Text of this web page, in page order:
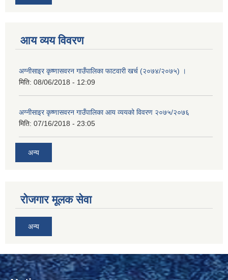
आय व्यय विवरण
अग्नीसाइर कृष्णासवरन गाउँपालिका फाटवारी खर्च (२०७४/२०७५) ।
मिति: 08/06/2018 - 12:09
अग्नीसाइर कृष्णासवरन गाउँपालिका आय व्ययको विवरण २०७५/२०७६
मिति: 07/16/2018 - 23:05
अन्य
रोजगार मूलक सेवा
अन्य